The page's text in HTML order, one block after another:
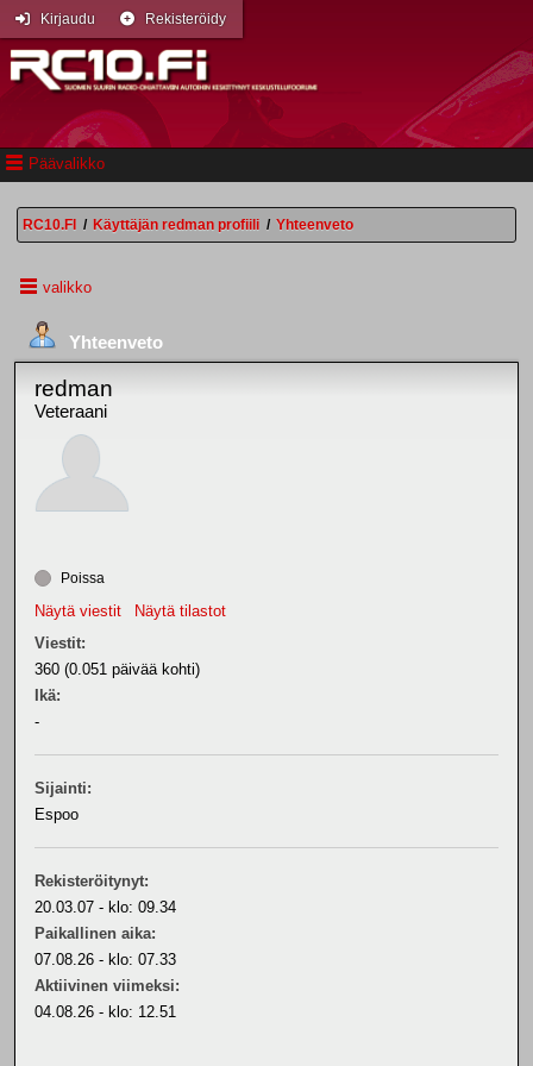
Päävalikko
Kirjaudu Rekisteröidy
RC10.FI / Käyttäjän redman profiili / Yhteenveto
valikko
Yhteenveto
redman
Veteraani
Poissa
Näytä viestit
Näytä tilastot
Viestit:
360 (0.051 päivää kohti)
Ikä:
-
Sijainti:
Espoo
Rekisteröitynyt:
20.03.07 - klo: 09.34
Paikallinen aika:
07.08.26 - klo: 07.33
Aktiivinen viimeksi:
04.08.26 - klo: 12.51